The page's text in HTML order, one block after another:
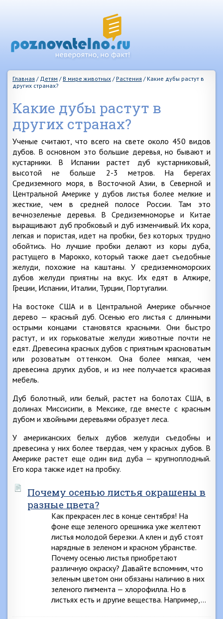
Главная / Детям / В мире животных / Растения / Какие дубы растут в
других странах?
Какие дубы растут в
других странах?
Ученые считают, что всего на свете около 450 видов
дубов. В основном это большие деревья, но бывают и
кустарники. В Испании растет дуб кустарниковый,
высотой не больше 2-3 метров. На берегах
Средиземного моря, в Восточной Азии, в Северной и
Центральной Америке у дубов листья более мелкие и
жесткие, чем в средней полосе России. Там это
вечнозеленые деревья. В Средиземноморье и Китае
выращивают дуб пробковый и дуб изменчивый. Их кора,
легкая и пористая, идет на пробки, без которых трудно
обойтись. Но лучшие пробки делают из коры дуба,
растущего в Марокко, который также дает съедобные
желуди, похожие на каштаны. У средиземноморских
дубов желуди приятны на вкус. Их едят в Алжире,
Греции, Испании, Италии, Турции, Португалии.
На востоке США и в Центральной Америке обычное
дерево — красный дуб. Осенью его листья с длинными
острыми концами становятся красными. Они быстро
растут, и их горьковатые желуди животные почти не
едят. Древесина красных дубов с приятным красноватым
или розоватым оттенком. Она более мягкая, чем
древесина других дубов, и из нее получается красивая
мебель.
Дуб болотный, или белый, растет на болотах США, в
долинах Миссисипи, в Мексике, где вместе с красным
дубом и хвойными деревьями образует леса.
У американских белых дубов желуди съедобны и
древесина у них более твердая, чем у красных дубов. В
Америке растет еще один вид дуба — крупноплодный.
Его кора также идет на пробку.
Почему осенью листья окрашены в
разные цвета?
Как прекрасен лес в конце сентября! На
фоне еще зеленого орешника уже желтеют
листья молодой березки. А клен и дуб стоят
нарядные в зеленом и красном убранстве.
Почему осенью листья приобретают
различную окраску? Давайте вспомним, что
зеленым цветом они обязаны наличию в них
зеленого пигмента — хлорофилла. Но в
листьях есть и другие вещества. Например,…